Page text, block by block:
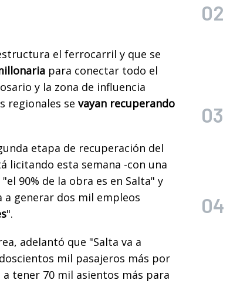
el ferrocarril y que se
para conectar todo el
y la zona de influencia
regionales se vayan recuperando
etapa de recuperación del
licitando esta semana -con una
"el 90% de la obra es en Salta" y
a generar dos mil empleos
".
adelantó que "Salta va a
mil pasajeros más por
tener 70 mil asientos más para